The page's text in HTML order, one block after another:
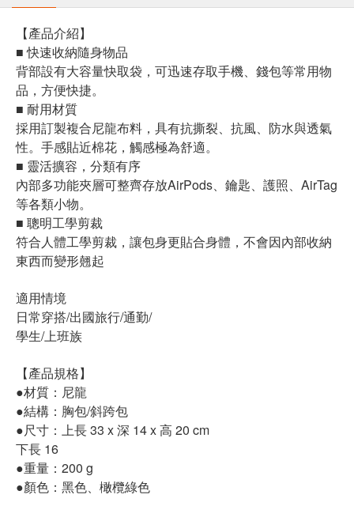
【產品介紹】
■ 快速收納隨身物品
背部設有大容量快取袋，可迅速存取手機、錢包等常用物
品，方便快捷。
■ 耐用材質
採用訂製複合尼龍布料，具有抗撕裂、抗風、防水與透氣
性。手感貼近棉花，觸感極為舒適。
■ 靈活擴容，分類有序
內部多功能夾層可整齊存放AirPods、鑰匙、護照、AirTag
等各類小物。
■ 聰明工學剪裁
符合人體工學剪裁，讓包身更貼合身體，不會因內部收納
東西而變形翹起
適用情境
日常穿搭/出國旅行/通勤/
學生/上班族
【產品規格】
●材質：尼龍
●結構：胸包/斜跨包
●尺寸：上長 33 x 深 14 x 高 20 cm
下長 16
●重量：200 g
●顏色：黑色、橄欖綠色